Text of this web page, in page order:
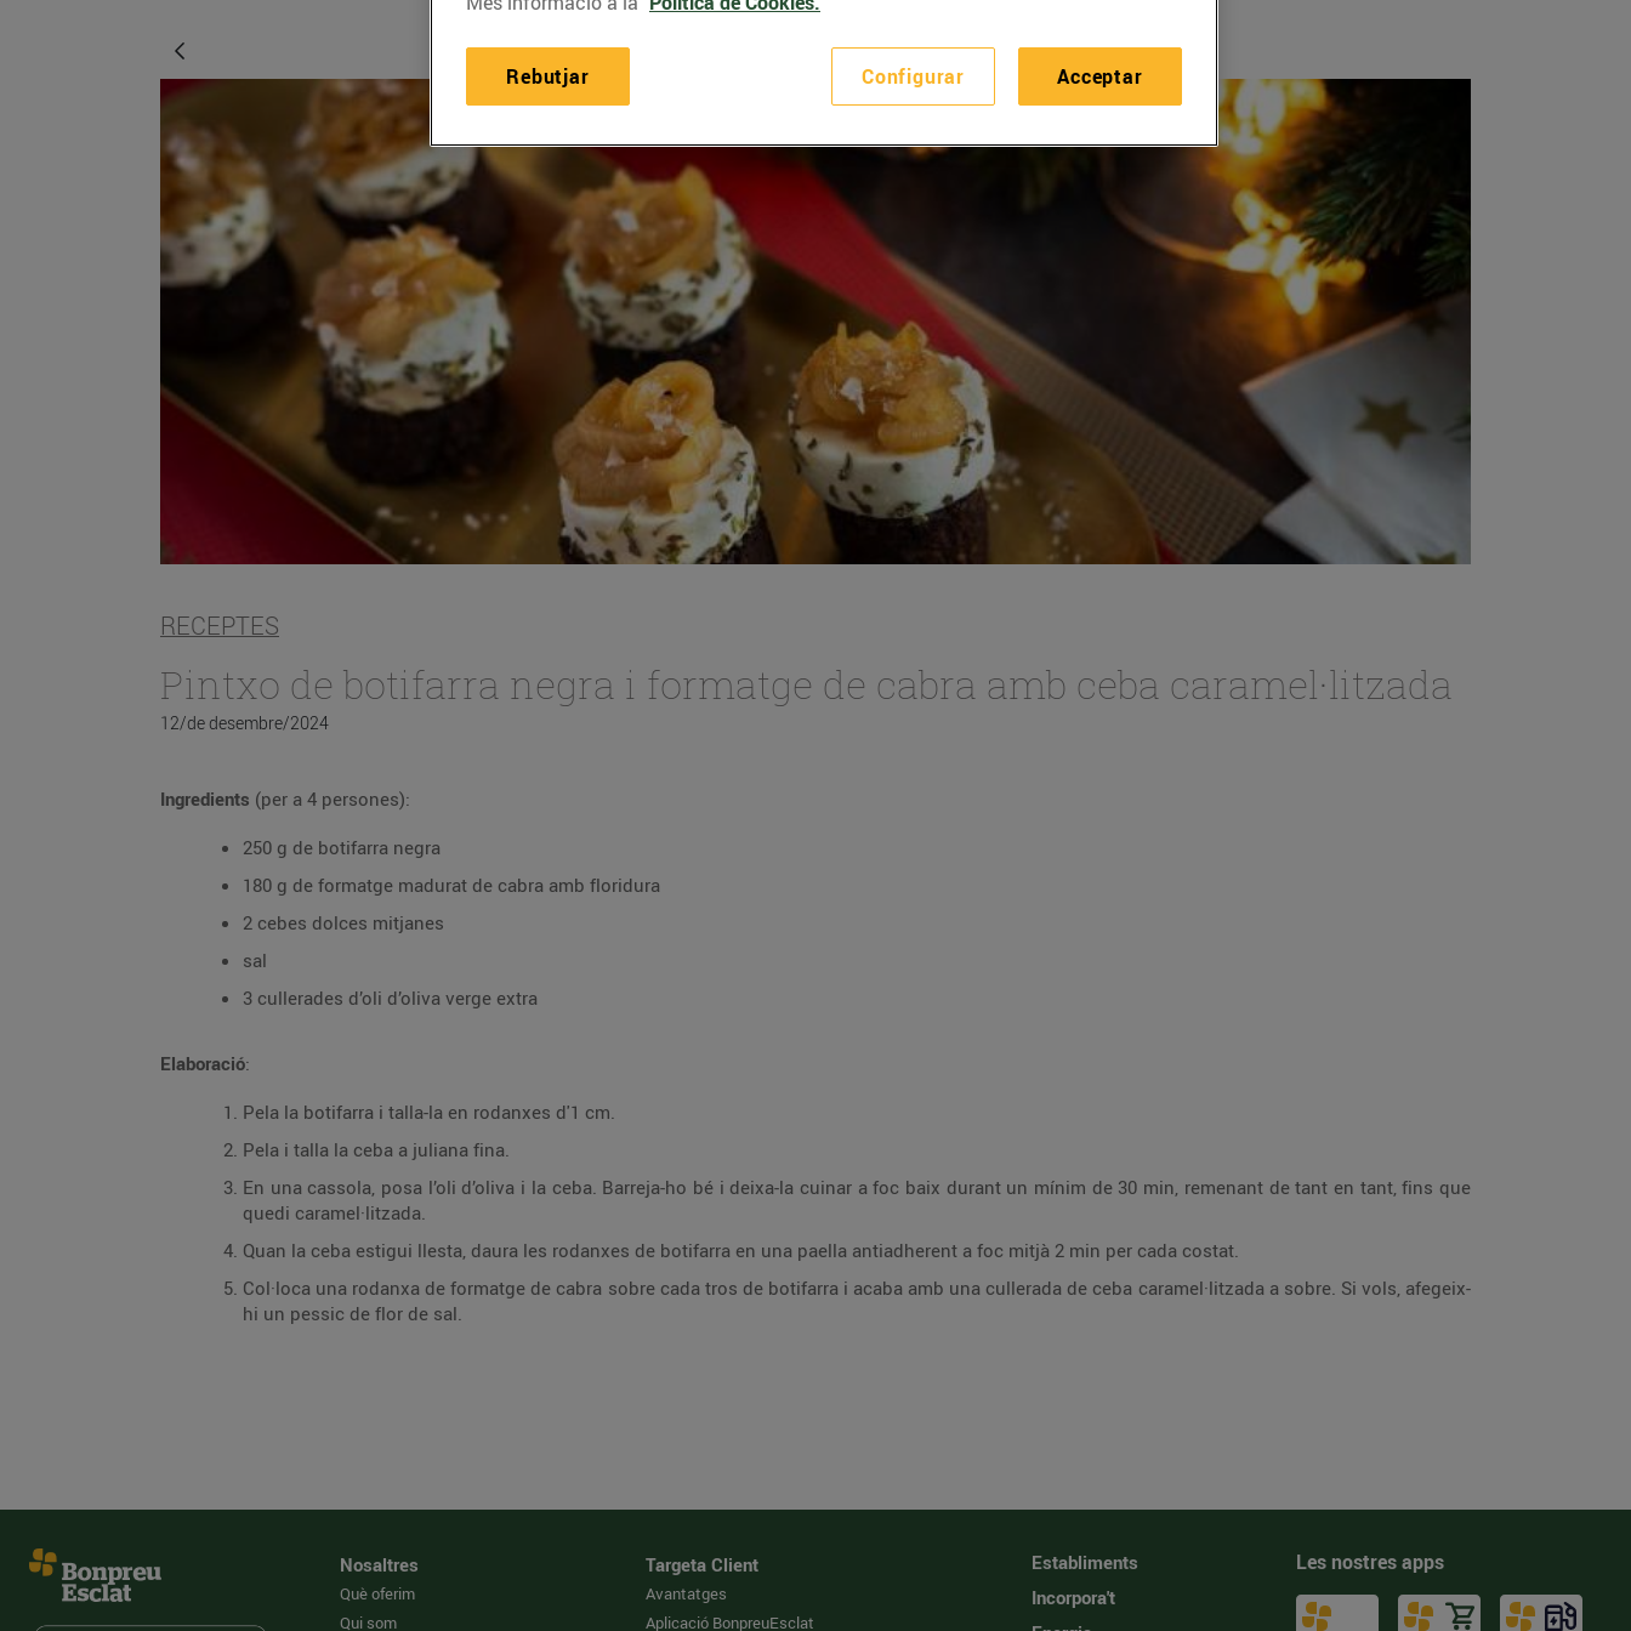
RECEPTES
Pintxo de botifarra negra i formatge de cabra amb ceba caramel·litzada
12/de desembre/2024
Ingredients (per a 4 persones):
250 g de botifarra negra
180 g de formatge madurat de cabra amb floridura
2 cebes dolces mitjanes
sal
3 cullerades d’oli d’oliva verge extra
Elaboració:
Pela la botifarra i talla-la en rodanxes d'1 cm.
Pela i talla la ceba a juliana fina.
En una cassola, posa l’oli d’oliva i la ceba. Barreja-ho bé i deixa-la cuinar a foc baix durant un mínim de 30 min, remenant de tant en tant, fins que
quedi caramel·litzada.
Quan la ceba estigui llesta, daura les rodanxes de botifarra en una paella antiadherent a foc mitjà 2 min per cada costat.
Col·loca una rodanxa de formatge de cabra sobre cada tros de botifarra i acaba amb una cullerada de ceba caramel·litzada a sobre. Si vols, afegeix-
hi un pessic de flor de sal.
Nosaltres
Què oferim
Qui som
Targeta Client
Avantatges
Aplicació BonpreuEsclat
Establiments
Incorpora't
Les nostres apps
Configurar
Rebutjar Acceptar